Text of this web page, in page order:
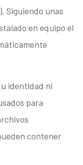
Siguiendo unas
en equipo el
identidad ni
para
contener